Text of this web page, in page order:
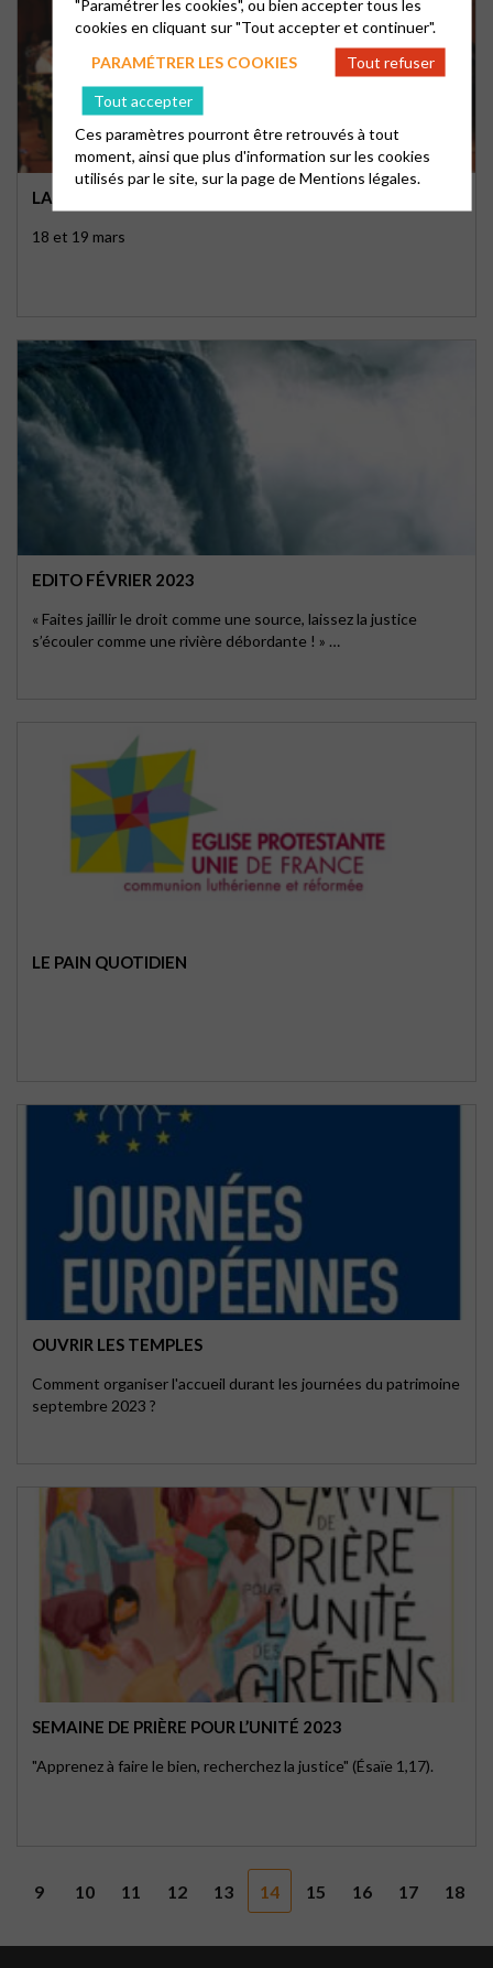
LA MUSIQUE DANS NOS VIES SPIRITUELLES
18 et 19 mars
EDITO FÉVRIER 2023
« Faites jaillir le droit comme une source, laissez la justice
s’écouler comme une rivière débordante ! » …
LE PAIN QUOTIDIEN
OUVRIR LES TEMPLES
Comment organiser l'accueil durant les journées du patrimoine
septembre 2023 ?
SEMAINE DE PRIÈRE POUR L’UNITÉ 2023
"Apprenez à faire le bien, recherchez la justice" (Ésaïe 1,17).
9 10 11 12 13 14 15 16 17 18
"Paramétrer les cookies", ou bien accepter tous les
cookies en cliquant sur "Tout accepter et continuer".
PARAMÉTRER LES COOKIES
Tout refuser
Tout accepter
Ces paramètres pourront être retrouvés à tout
moment, ainsi que plus d'information sur les cookies
utilisés par le site, sur la page deMentions légales.